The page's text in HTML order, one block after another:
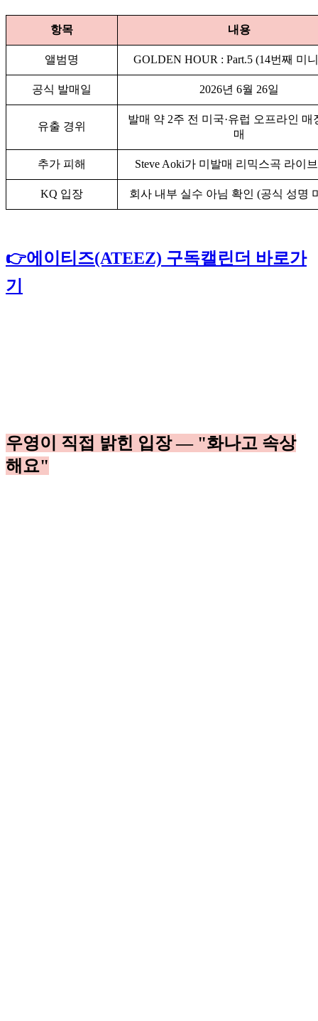
항목 내용
앨범명 GOLDEN HOUR : Part.5 (14번째 미
공식 발매일 2026년 6월 26일
유출 경위
발매 약 2주 전 미국·유럽 오프라인 매
매
추가 피해 Steve Aoki가 미발매 리믹스곡 라이
KQ 입장 회사 내부 실수 아님 확인 (공식 성명
👉에이티즈(ATEEZ) 구독캘린더 바로가
기
우영이 직접 밝힌 입장 — "화나고 속상
해요"